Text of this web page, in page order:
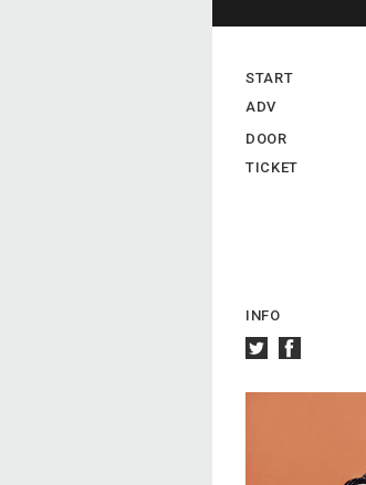
START
ADV
DOOR
TICKET
INFO